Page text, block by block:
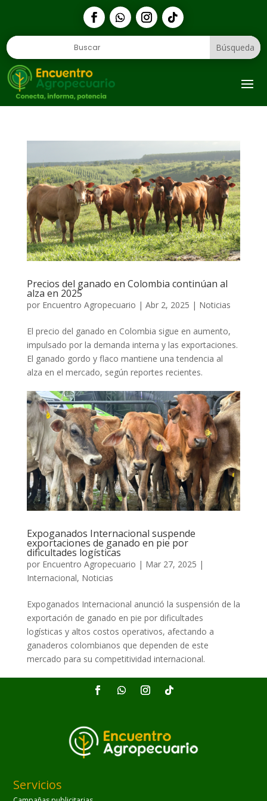
Precios del ganado en Colombia continúan al
alza en 2025
por Encuentro Agropecuario | Abr 2, 2025 | Noticias
El precio del ganado en Colombia sigue en aumento,
impulsado por la demanda interna y las exportaciones.
El ganado gordo y flaco mantiene una tendencia al
alza en el mercado, según reportes recientes.
Expoganados Internacional suspende
exportaciones de ganado en pie por
dificultades logísticas
por Encuentro Agropecuario | Mar 27, 2025 |
Internacional, Noticias
Expoganados Internacional anunció la suspensión de la
exportación de ganado en pie por dificultades
logísticas y altos costos operativos, afectando a
ganaderos colombianos que dependen de este
mercado para su competitividad internacional.
Servicios